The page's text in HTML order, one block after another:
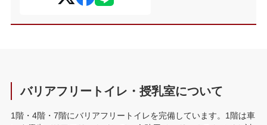
バリアフリートイレ・授乳室について
1階・4階・7階にバリアフリートイレを完備しています。1階は車